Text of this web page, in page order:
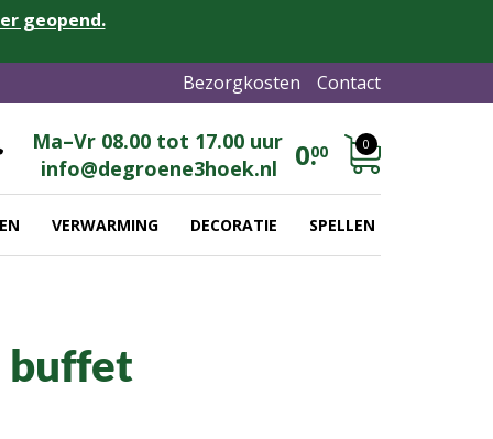
geopend.
Bezorgkosten Contact
Ma–Vr 08.00 tot 17.00 uur
info@degroene3hoek.nl
0.00 0
VERWARMING DECORATIE SPELLEN
buffet